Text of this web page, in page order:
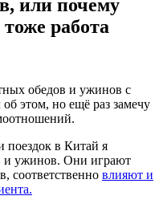
или почему
работа
обедов и ужинов с
этом, но ещё раз замечу
поездок в Китай я
и ужинов. Они играют
соответственно влияют и